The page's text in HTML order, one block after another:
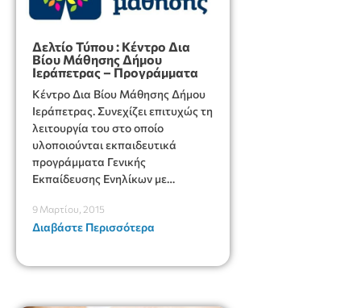
Δελτίο Τύπου : Κέντρο Δια
Βίου Μάθησης Δήμου
Ιεράπετρας – Προγράμματα
Κέντρο Δια Βίου Μάθησης Δήμου
Ιεράπετρας. Συνεχίζει επιτυχώς τη
λειτουργία του στο οποίο
υλοποιούνται εκπαιδευτικά
προγράμματα Γενικής
Εκπαίδευσης Ενηλίκων με
ΕΜΒΕΛΕΙΑΣ & ΤΟΠΙΚΗΣ
ΕΜΒΕΛΕΙΑΣ.
9 Μαρτίου, 2015
Διαβάστε Περισσότερα